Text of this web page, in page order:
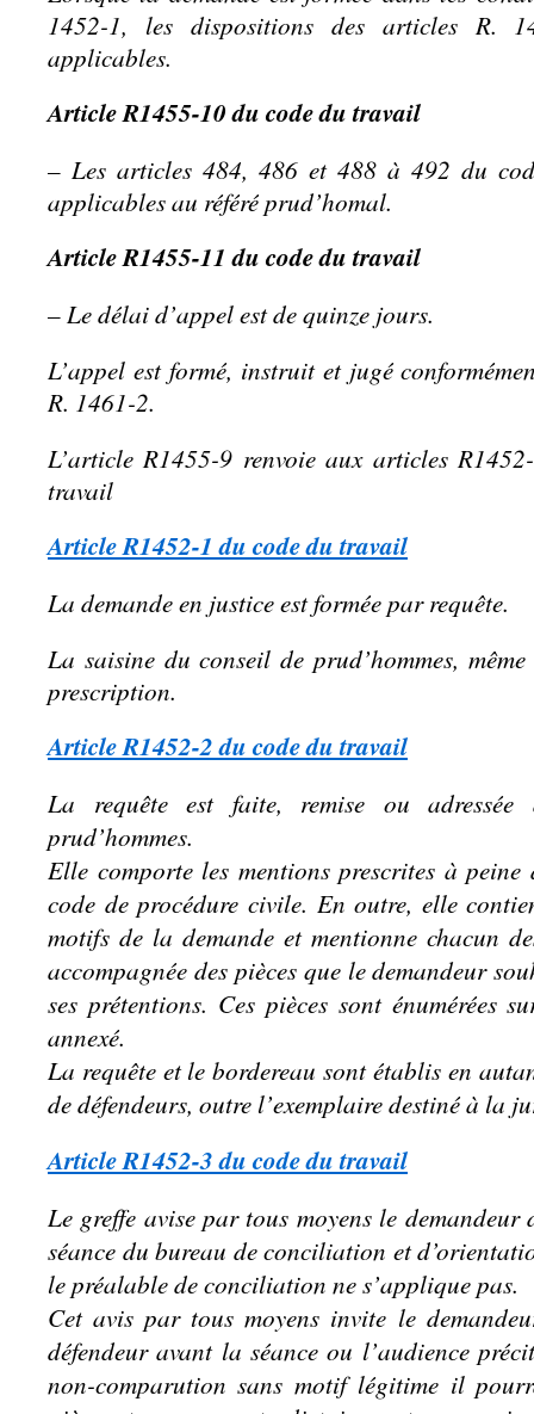
1452-1, les dispositions des articles R.
applicables.
Article R1455-10 du code du travail
– Les articles 484, 486 et 488 à 492 du
applicables au référé prud’homal.
Article R1455-11 du code du travail
– Le délai d’appel est de quinze jours.
L’appel est formé, instruit et jugé
R. 1461-2.
L’article R1455-9 renvoie aux articles
travail
Article R1452-1 du code du travail
La demande en justice est formée par requête.
La saisine du conseil de prud’hommes,
prescription.
Article R1452-2 du code du travail
La requête est faite, remise ou
prud’hommes.
Elle comporte les mentions prescrites à
code de procédure civile. En outre, elle
motifs de la demande et mentionne chacun
accompagnée des pièces que le demandeur
ses prétentions. Ces pièces sont énumérées
annexé.
La requête et le bordereau sont établis en
de défendeurs, outre l’exemplaire destiné à la
Article R1452-3 du code du travail
Le greffe avise par tous moyens le
séance du bureau de conciliation et
le préalable de conciliation ne s’applique pas.
Cet avis par tous moyens invite le
défendeur avant la séance ou l’audience
non-comparution sans motif légitime il